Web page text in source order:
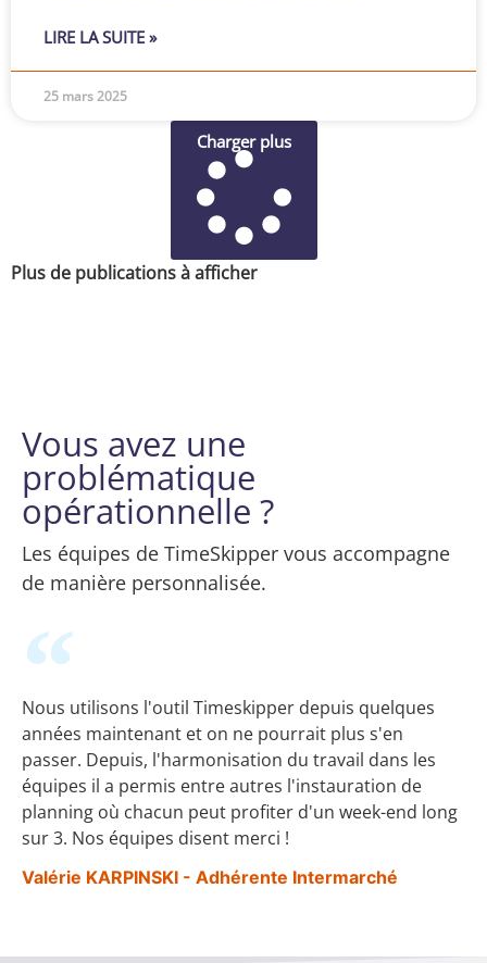
LIRE LA SUITE »
25 mars 2025
Charger plus
Plus de publications à afficher
Vous avez une
problématique
opérationnelle ?
Les équipes de TimeSkipper vous accompagne
de manière personnalisée.
Nous utilisons l'outil Timeskipper depuis quelques
années maintenant et on ne pourrait plus s'en
passer. Depuis, l'harmonisation du travail dans les
équipes il a permis entre autres l'instauration de
planning où chacun peut profiter d'un week-end long
sur 3. Nos équipes disent merci !
Valérie KARPINSKI - Adhérente Intermarché